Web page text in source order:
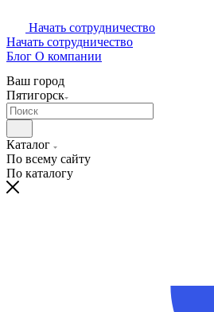
Начать сотрудничество
Начать сотрудничество
Блог О компании
Ваш город
Пятигорск
Каталог
По всему сайту
По каталогу